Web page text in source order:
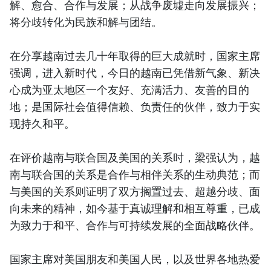
解、愈合、合作与发展；从战争废墟走向发展振兴；
将分歧转化为民族和解与团结。
在分享越南过去几十年取得的巨大成就时，国家主席
强调，进入新时代，今日的越南已凭借新气象、新决
心成为亚太地区一个友好、充满活力、友善的目的
地；是国际社会值得信赖、负责任的伙伴，致力于实
现持久和平。
在评价越南与联合国及美国的关系时，梁强认为，越
南与联合国的关系是合作与相伴关系的生动典范；而
与美国的关系则证明了双方搁置过去、超越分歧、面
向未来的精神，如今基于真诚理解和相互尊重，已成
为致力于和平、合作与可持续发展的全面战略伙伴。
国家主席对美国朋友和美国人民，以及世界各地热爱